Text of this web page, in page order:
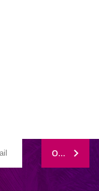
ODOBERAŤ